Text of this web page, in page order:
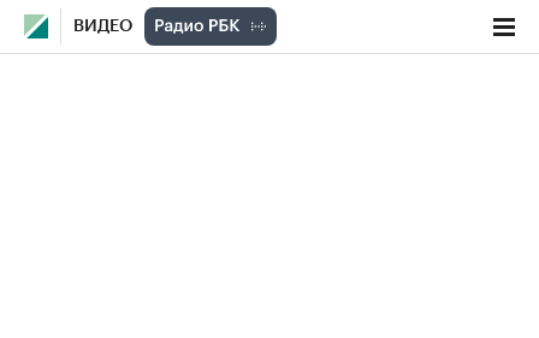
ВИДЕО